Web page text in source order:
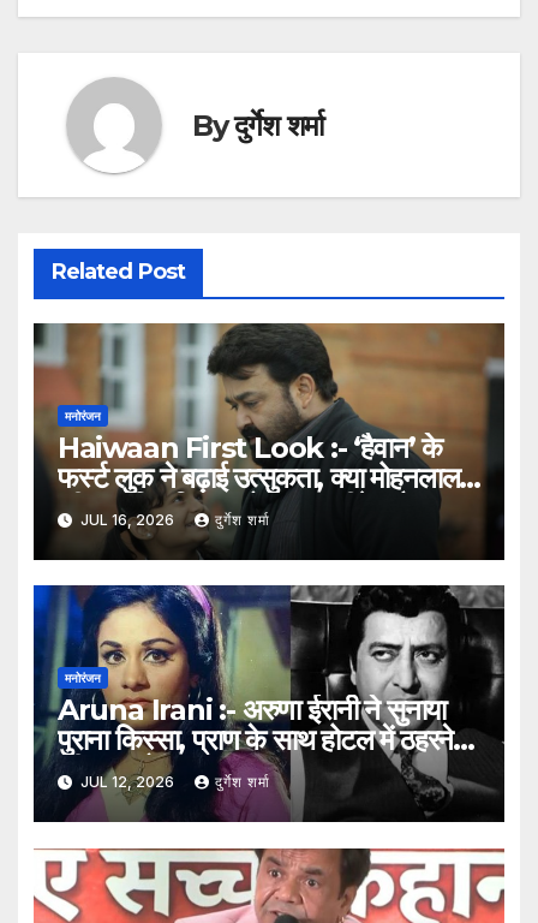
Byदुर्गेश शर्मा
Related Post
मनोरंजन
Haiwaan First Look :- ‘हैवान’ के
फर्स्ट लुक ने बढ़ाई उत्सुकता, क्या मोहनलाल
की सुपरहिट फिल्म ‘ओप्पम’ का रीमेक है अक्षय-
सैफ की नई फिल्म?
JUL 16, 2026 दुर्गेश शर्मा
मनोरंजन
Aruna Irani :- अरुणा ईरानी ने सुनाया
पुराना किस्सा, प्राण के साथ होटल में ठहरने
की रात को बताया यादगार अनुभव
JUL 12, 2026 दुर्गेश शर्मा